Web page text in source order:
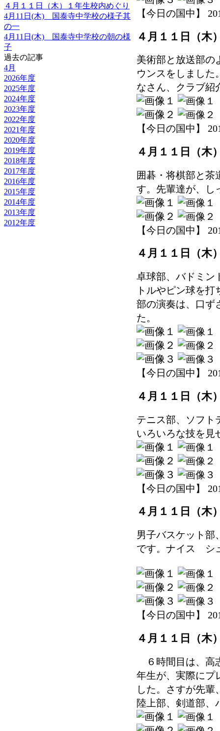
４月１１日（木）１年生校内めぐり
4月11日(木) 国泰寺中学校の様子其
の一
4月11日(木) 国泰寺中学校の朝の様
子
過去の記事
4月
2026年度
2025年度
2024年度
2023年度
2022年度
2021年度
2020年度
2019年度
2018年度
2017年度
2016年度
2015年度
2014年度
2013年度
2012年度
【今日の国中】
４月１１日（
美術部と放送部の
ウンスをしました
なさん、クラブ紹
【今日の国中】
４月１１日（
囲碁・将棋部と茶
す。先輩達が、し
【今日の国中】
４月１１日（
卓球部、バドミン
トルやピン球を
部の演奏は、口ず
た。
【今日の国中】
４月１１日（
テニス部、ソフト
いろいろな技を見
【今日の国中】
４月１１日（
男子バスケット部
です。ナイス シ
【今日の国中】
４月１１日（
６時間目は、高
年生が、実際にプ
した。さすが先
陸上部、剣道部、